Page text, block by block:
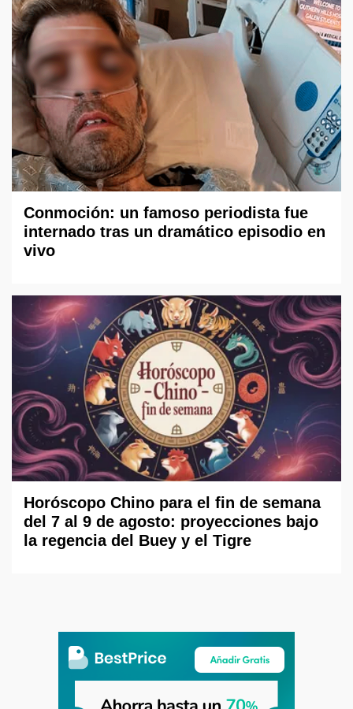
Conmoción: un famoso periodista fue
internado tras un dramático episodio en
vivo
Horóscopo Chino para el fin de semana
del 7 al 9 de agosto: proyecciones bajo
la regencia del Buey y el Tigre